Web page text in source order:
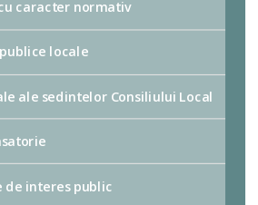
caracter normativ
locale
ale sedintelor Consiliului Local
de interes public